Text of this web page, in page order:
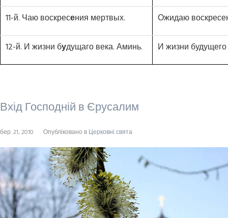
11-й. Чаю воскресения мертвых. Ожидаю
12-й. И жизни будущаго века. Аминь. И жизни будущего
Вхід Господній в Єрусалим
бер. 21, 2010 Опубліковано в Церковні свята